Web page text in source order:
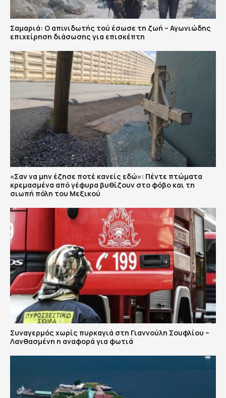
Σαμαριά: Ο απινιδωτής τού έσωσε τη ζωή – Αγωνιώδης
επιχείρηση διάσωσης για επισκέπτη
«Σαν να μην έζησε ποτέ κανείς εδώ»: Πέντε πτώματα
κρεμασμένα από γέφυρα βυθίζουν στο φόβο και τη
σιωπή πόλη του Μεξικού
Συναγερμός χωρίς πυρκαγιά στη Γιαννούλη Σουφλίου –
Λανθασμένη η αναφορά για φωτιά